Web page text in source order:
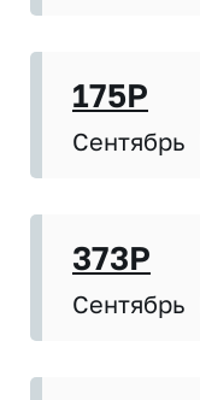
175P
Сентябрь
373P
Сентябрь